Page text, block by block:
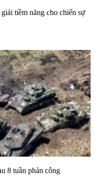
tiềm năng cho chiến sự
8 tuần phản công